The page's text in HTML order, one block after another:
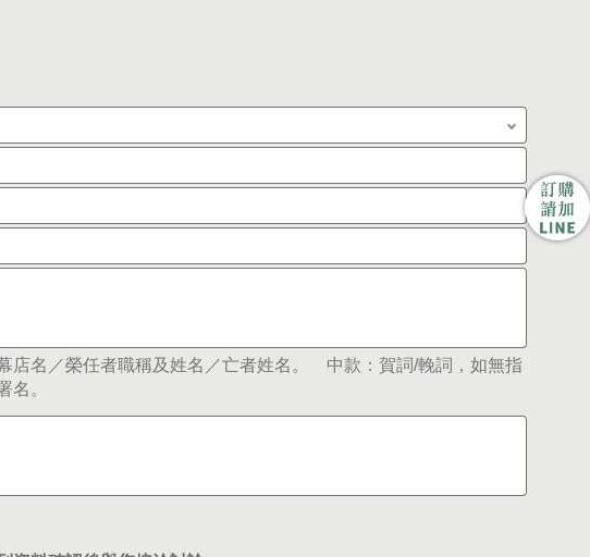
名／榮任者職稱及姓名／亡者姓名。 中款：賀詞/輓詞，如無指
名。